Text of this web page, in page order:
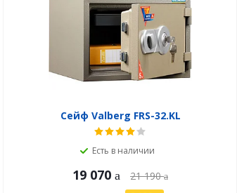
Сейф Valberg FRS-32.KL
Есть в наличии
19 070 21 190